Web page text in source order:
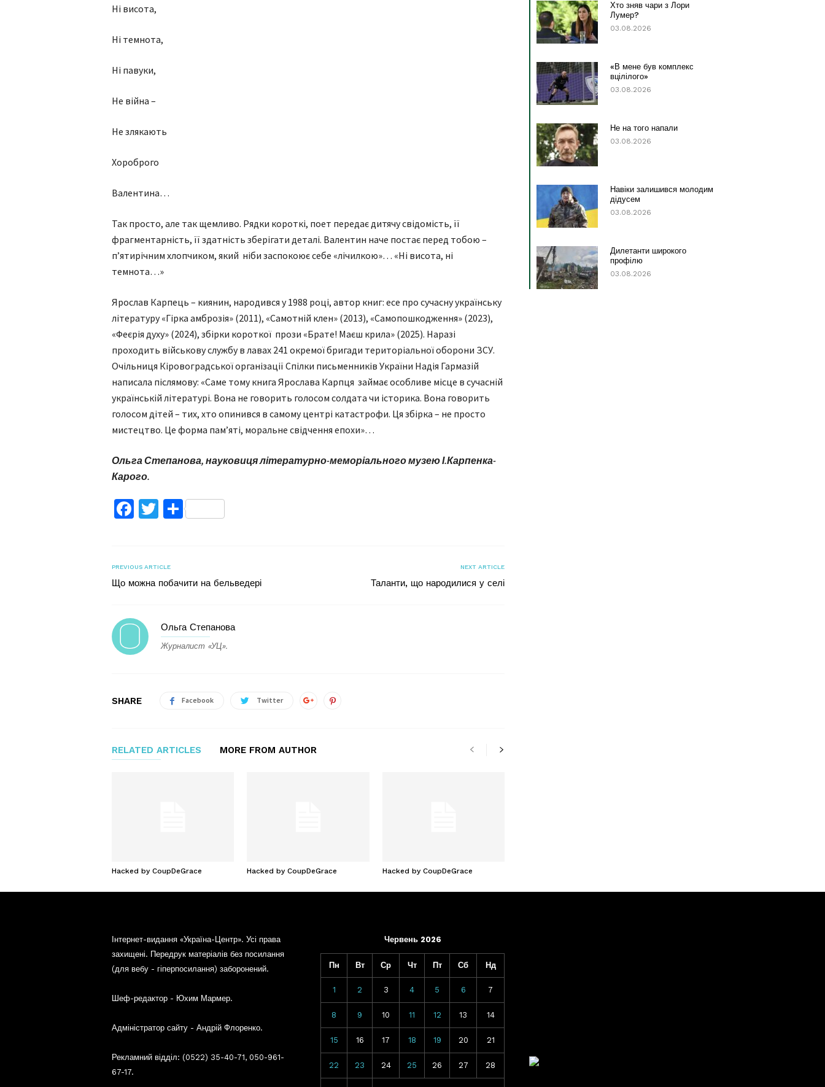
Ні висота,
Ні темнота,
Ні павуки,
Не війна –
Не злякають
Хороброго
Валентина…
Так просто, але так щемливо. Рядки короткі, поет передає дитячу свідомість, її
фрагментарність, її здатність зберігати деталі. Валентин наче постає перед тобою –
п’ятирічним хлопчиком, який ніби заспокоює себе «лічилкою»… «Ні висота, ні
темнота…»
Ярослав Карпець – киянин, народився у 1988 році, автор книг: есе про сучасну українську
літературу «Гірка амброзія» (2011), «Самотній клен» (2013), «Самопошкодження» (2023),
«Феєрія духу» (2024), збірки короткої прози «Брате! Маєш крила» (2025). Наразі
проходить військову службу в лавах 241 окремої бригади територіальної оборони ЗСУ.
Очільниця Кіровоградської організації Спілки письменників України Надія Гармазій
написала післямову: «Саме тому книга Ярослава Карпця займає особливе місце в сучасній
українській літературі. Вона не говорить голосом солдата чи історика. Вона говорить
голосом дітей – тих, хто опинився в самому центрі катастрофи. Ця збірка – не просто
мистецтво. Це форма пам’яті, моральне свідчення епохи»…
Ольга Степанова, науковиця літературно-меморіального музею І.Карпенка-
Карого.
Facebook
TwitterПоділитися
PREVIOUS ARTICLE
Що можна побачити на бельведері
NEXT ARTICLE
Таланти, що народилися у селі
Ольга Степанова
Журналист «УЦ».
SHARE Facebook Twitter
RELATED ARTICLES MORE FROM AUTHOR
Hacked by CoupDeGrace Hacked by CoupDeGrace Hacked by CoupDeGrace
Хто зняв чари з Лори
Лумер?
03.08.2026
«В мене був комплекс
вцілілого»
03.08.2026
Не на того напали
03.08.2026
Навіки залишився молодим
дідусем
03.08.2026
Дилетанти широкого
профілю
03.08.2026
Інтернет-видання «Україна-Центр». Усі права
захищені. Передрук матеріалів без посилання
(для вебу - гіперпосилання) заборонений.
Шеф-редактор - Юхим Мармер.
Адміністратор сайту - Андрій Флоренко.
Рекламний відділ: (0522) 35-40-71, 050-961-
67-17.
Червень 2026
Пн Вт Ср Чт Пт Сб Нд
1 2 3 4 5 6 7
8 9 10 11 12 13 14
15 16 17 18 19 20 21
22 23 24 25 26 27 28